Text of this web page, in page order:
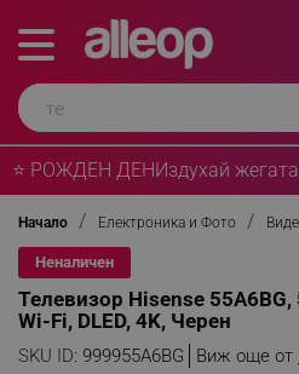
⭐ РОЖДЕН ДЕНИздухай жегата
Начало Електроника и Фото
Неналичен
Телевизор Hisense
Wi-Fi, DLED, 4K, Черен
SKU ID: 999955A6BG Виж още от